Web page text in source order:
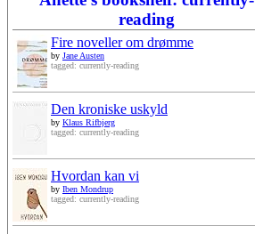
reading
Fire noveller om drømme
by Jane Austen
tagged: currently-reading
Den kroniske uskyld
by Klaus Rifbjerg
tagged: currently-reading
Hvordan kan vi
by Iben Mondrup
tagged: currently-reading